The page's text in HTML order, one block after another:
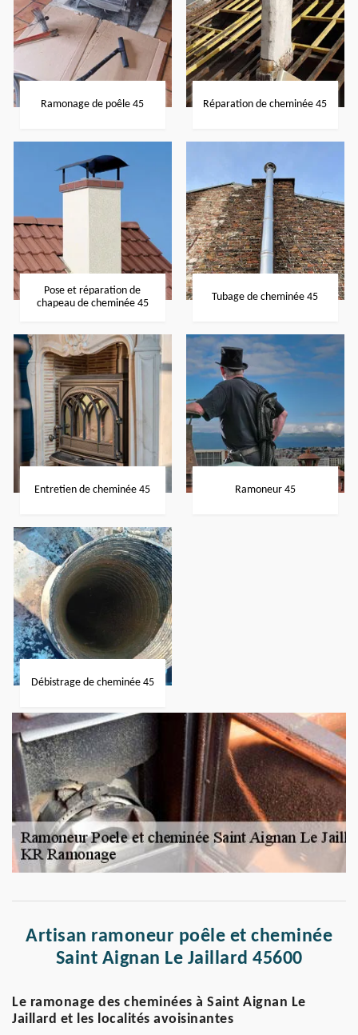
Ramonage de poêle 45 Réparation de cheminée 45
Pose et réparation de
chapeau de cheminée 45
Tubage de cheminée 45
Entretien de cheminée 45 Ramoneur 45
Débistrage de cheminée 45
Artisan ramoneur poêle et cheminée
Saint Aignan Le Jaillard 45600
Le ramonage des cheminées à Saint Aignan Le
Jaillard et les localités avoisinantes